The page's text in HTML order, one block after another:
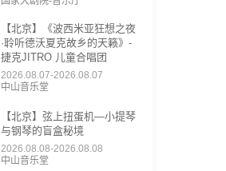
【北京】《波西米亚狂想之夜
·聆听德沃夏克故乡的天籁》-
捷克JITRO 儿童合唱团
2026.08.07-2026.08.07
中山音乐堂
【北京】弦上扭蛋机—小提琴
与钢琴的盲盒秘境
2026.08.08-2026.08.08
中山音乐堂